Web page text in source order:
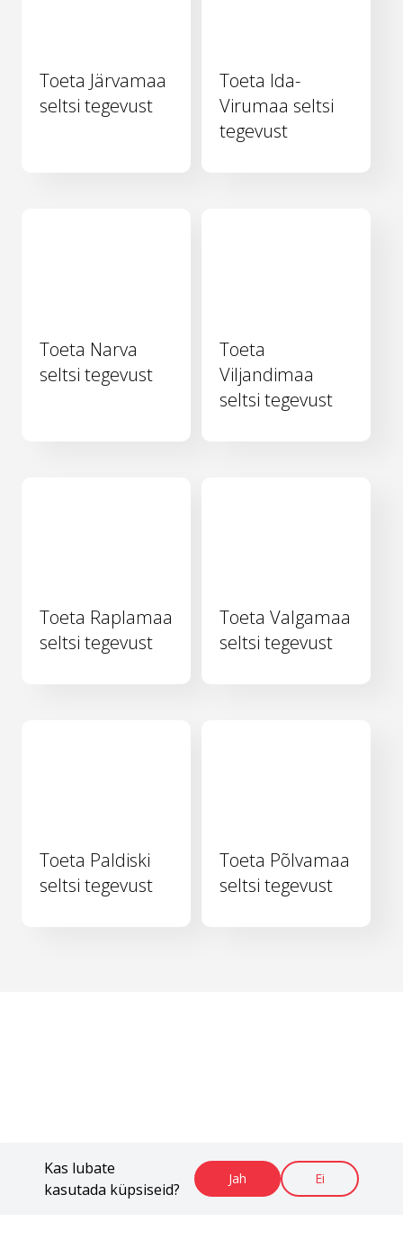
Kas lubate
kasutada küpsiseid?
Jah Ei
Toeta Järvamaa
seltsi tegevust
Toeta Ida-
Virumaa seltsi
tegevust
Toeta Narva
seltsi tegevust
Toeta
Viljandimaa
seltsi tegevust
Toeta Raplamaa
seltsi tegevust
Toeta Valgamaa
seltsi tegevust
Toeta Paldiski
seltsi tegevust
Toeta Põlvamaa
seltsi tegevust